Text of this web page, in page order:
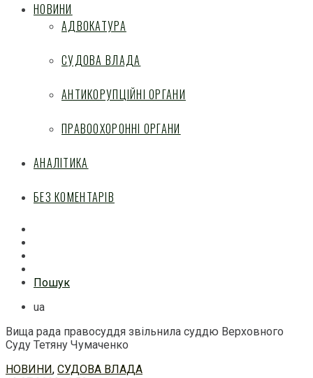
НОВИНИ
АДВОКАТУРА
СУДОВА ВЛАДА
АНТИКОРУПЦІЙНІ ОРГАНИ
ПРАВООХОРОННІ ОРГАНИ
АНАЛІТИКА
БЕЗ КОМЕНТАРІВ
Пошук
ua
Вища рада правосуддя звільнила суддю Верховного
Суду Тетяну Чумаченко
Перейти
НОВИНИ, СУДОВА ВЛАДА